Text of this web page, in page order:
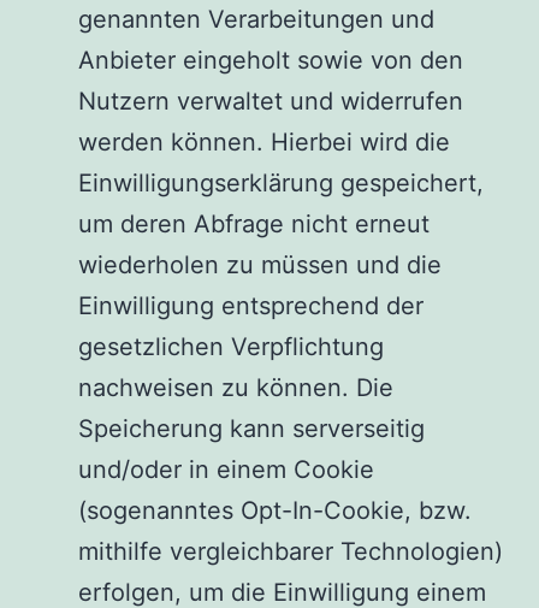
genannten Verarbeitungen und
Anbieter eingeholt sowie von den
Nutzern verwaltet und widerrufen
werden können. Hierbei wird die
Einwilligungserklärung gespeichert,
um deren Abfrage nicht erneut
wiederholen zu müssen und die
Einwilligung entsprechend der
gesetzlichen Verpflichtung
nachweisen zu können. Die
Speicherung kann serverseitig
und/oder in einem Cookie
(sogenanntes Opt-In-Cookie, bzw.
mithilfe vergleichbarer Technologien)
erfolgen, um die Einwilligung einem